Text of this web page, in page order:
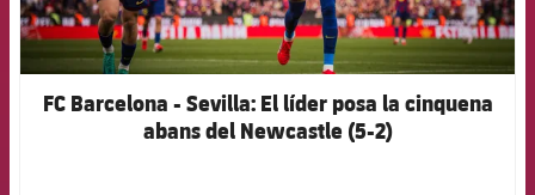
FC Barcelona - Sevilla: El líder posa la cinquena
abans del Newcastle (5-2)